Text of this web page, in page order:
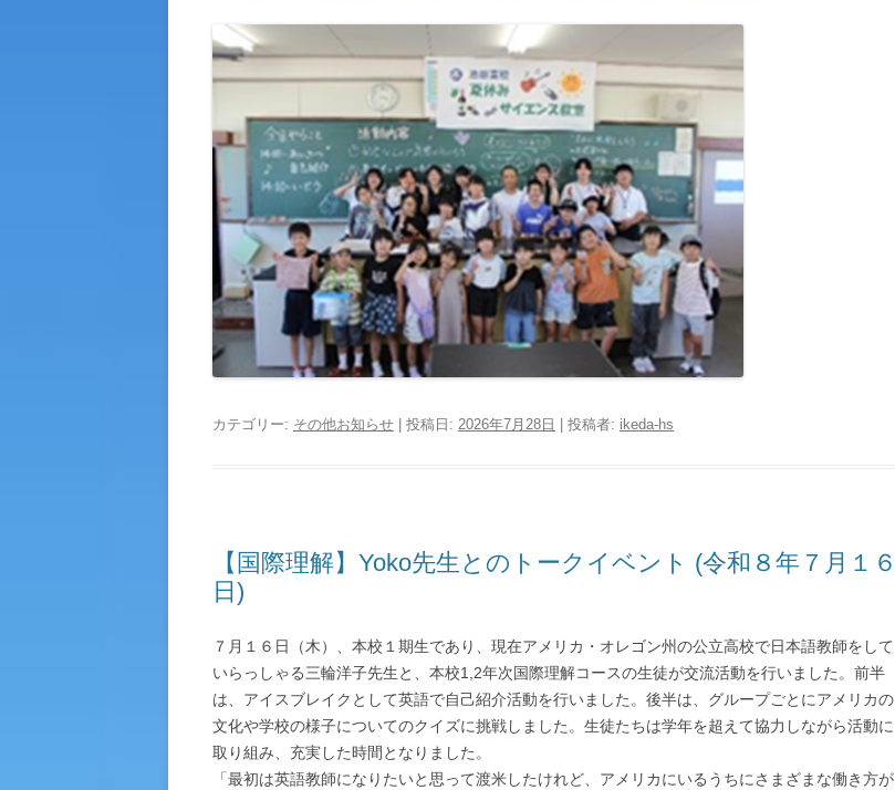
カテゴリー: その他お知らせ | 投稿日: 2026年7月28日 投稿者: ikeda-hs
【国際理解】Yoko先生とのトークイベント (令和８年７月１６
日)
７月１６日（木）、本校１期生であり、現在アメリカ・オレゴン州の公立高校で日本語教師をして
いらっしゃる三輪洋子先生と、本校1,2年次国際理解コースの生徒が交流活動を行いました。前半
は、アイスブレイクとして英語で自己紹介活動を行いました。後半は、グループごとにアメリカの
文化や学校の様子についてのクイズに挑戦しました。生徒たちは学年を超えて協力しながら活動に
取り組み、充実した時間となりました。
「最初は英語教師になりたいと思って渡米したけれど、アメリカにいるうちにさまざまな働き方が